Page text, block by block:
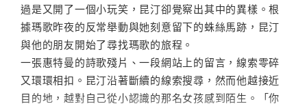
過是又開了一個小玩笑，昆汀卻覺察出其中的異樣。根
據瑪歌昨夜的反常舉動與她刻意留下的蛛絲馬跡，昆汀
與他的朋友開始了尋找瑪歌的旅程。
一張惠特曼的詩歌殘片、一段網站上的留言，線索零碎
又環環相扣。昆汀沿著斷續的線索搜尋，然而他越接近
目的地，越對自己從小認識的那名女孩感到陌生。「你